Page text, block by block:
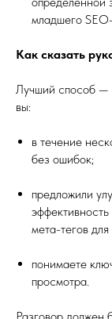
младшего
Как сказать
Лучший способ —
вы:
в течение
без ошибок;
предложили
мета-тегов
понимаете
просмотра.